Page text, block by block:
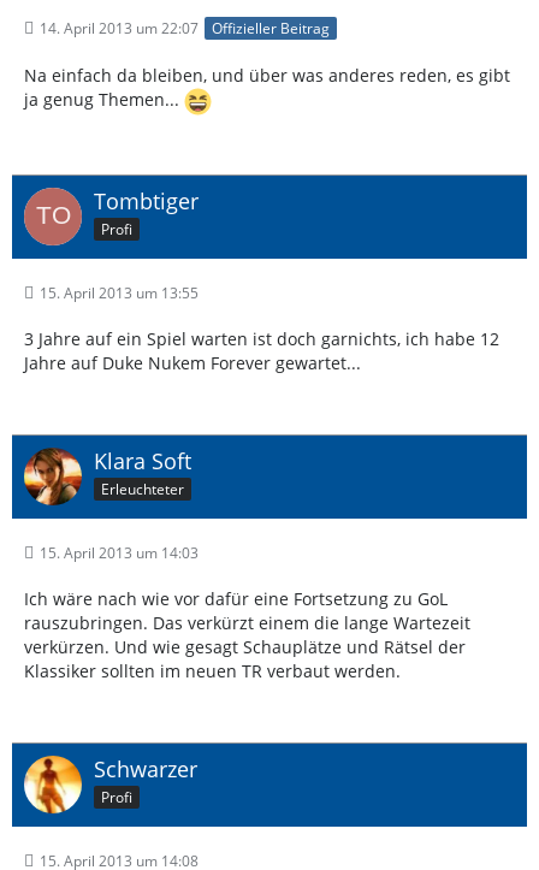
14. April 2013 um 22:07 Offizieller Beitrag
Na einfach da bleiben, und über was anderes reden, es gibt
ja genug Themen...
Tombtiger
Profi
15. April 2013 um 13:55
3 Jahre auf ein Spiel warten ist doch garnichts, ich habe 12
Jahre auf Duke Nukem Forever gewartet...
Klara Soft
Erleuchteter
15. April 2013 um 14:03
Ich wäre nach wie vor dafür eine Fortsetzung zu GoL
rauszubringen. Das verkürzt einem die lange Wartezeit
verkürzen. Und wie gesagt Schauplätze und Rätsel der
Klassiker sollten im neuen TR verbaut werden.
Schwarzer
Profi
15. April 2013 um 14:08